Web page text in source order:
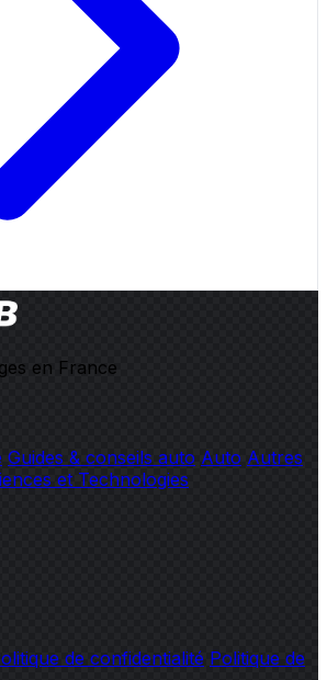
en France
Guides & conseils auto Auto Autres
et Technologies
de confidentialité Politique de